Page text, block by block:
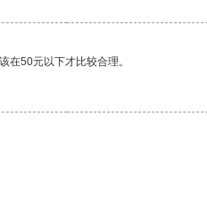
在50元以下才比较合理。